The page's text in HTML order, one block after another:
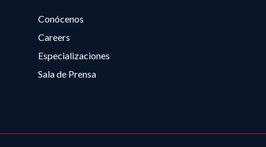
Conócenos
Careers
Especializaciones
Sala de Prensa